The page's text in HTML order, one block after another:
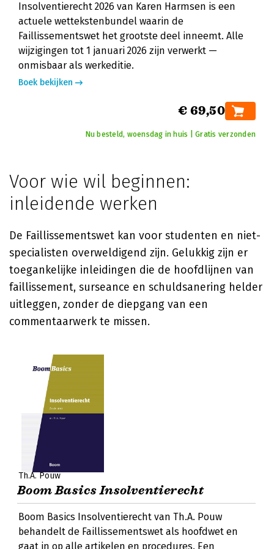
Insolventierecht 2026 van Karen Harmsen is een
actuele wettekstenbundel waarin de
Faillissementswet het grootste deel inneemt. Alle
wijzigingen tot 1 januari 2026 zijn verwerkt —
onmisbaar als werkeditie.
Boek bekijken
€ 69,50
Nu besteld, woensdag in huis | Gratis verzonden
Voor wie wil beginnen:
inleidende werken
De Faillissementswet kan voor studenten en niet-
specialisten overweldigend zijn. Gelukkig zijn er
toegankelijke inleidingen die de hoofdlijnen van
faillissement, surseance en schuldsanering helder
uitleggen, zonder de diepgang van een
commentaarwerk te missen.
Th.A. Pouw
Boom Basics Insolventierecht
Boom Basics Insolventierecht van Th.A. Pouw
behandelt de Faillissementswet als hoofdwet en
gaat in op alle artikelen en procedures. Een